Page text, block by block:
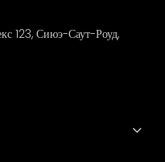
123, Сиюэ-Саут-Роуд,